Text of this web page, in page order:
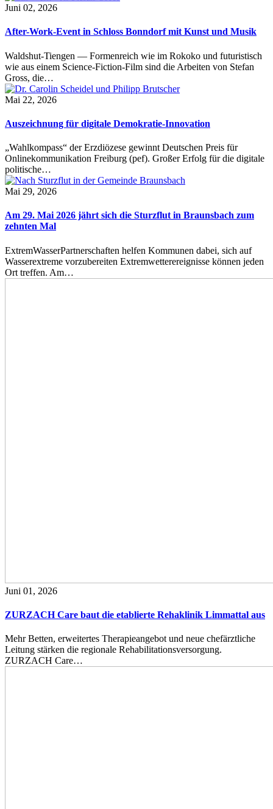
Juni 02, 2026
After-Work-Event in Schloss Bonndorf mit Kunst und Musik
Waldshut-Tiengen — Formenreich wie im Rokoko und futuristisch
wie aus einem Science-Fiction-Film sind die Arbeiten von Stefan
Gross, die…
Mai 22, 2026
Auszeichnung für digitale Demokratie-Innovation
„Wahlkompass“ der Erzdiözese gewinnt Deutschen Preis für
Onlinekommunikation Freiburg (pef). Großer Erfolg für die digitale
politische…
Mai 29, 2026
Am 29. Mai 2026 jährt sich die Sturzflut in Braunsbach zum
zehnten Mal
ExtremWasserPartnerschaften helfen Kommunen dabei, sich auf
Wasserextreme vorzubereiten Extremwetterereignisse können jeden
Ort treffen. Am…
Juni 01, 2026
ZURZACH Care baut die etablierte Rehaklinik Limmattal aus
Mehr Betten, erweitertes Therapieangebot und neue chefärztliche
Leitung stärken die regionale Rehabilitationsversorgung.
ZURZACH Care…